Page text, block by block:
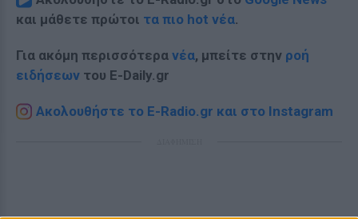
και μάθετε πρώτοι τα πιο hot νέα.
Για ακόμη περισσότερα νέα, μπείτε στην ροή
ειδήσεων του E-Daily.gr
Ακολουθήστε το E-Radio.gr και στο Instagram